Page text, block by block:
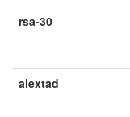
rsa-30
alextad